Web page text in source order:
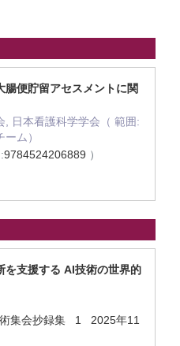
腸便貯留アセスメントに関
, 日本看護科学学会（ 範囲:
ム）
9784524206889 ）
を支援する AI技術の世界的
術集会抄録集 1 2025年11